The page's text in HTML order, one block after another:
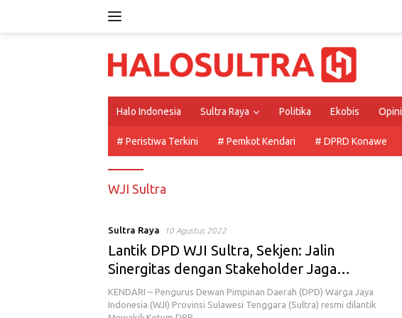
Halo Indonesia Sultra Raya Politika Ekobis Opini
# Peristiwa Terkini # Pemkot Kendari # DPRD Konawe
WJI Sultra
Sultra Raya 10 Agustus 2022
Lantik DPD WJI Sultra, Sekjen: Jalin
Sinergitas dengan Stakeholder Jaga
Keutuhan NKRI
KENDARI – Pengurus Dewan Pimpinan Daerah (DPD) Warga Jaya
Indonesia (WJI) Provinsi Sulawesi Tenggara (Sultra) resmi dilantik